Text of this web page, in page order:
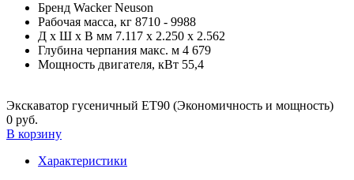
Бренд Wacker Neuson
Рабочая масса, кг 8710 - 9988
Д x Ш x В мм 7.117 x 2.250 x 2.562
Глубина черпания макс. м 4 679
Мощность двигателя, кВт 55,4
Экскаватор гусеничный ET90 (Экономичность и мощность)
0 руб.
В корзину
Характеристики